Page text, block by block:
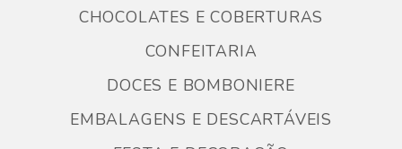
CHOCOLATES E COBERTURAS
CONFEITARIA
DOCES E BOMBONIERE
EMBALAGENS E DESCARTÁVEIS